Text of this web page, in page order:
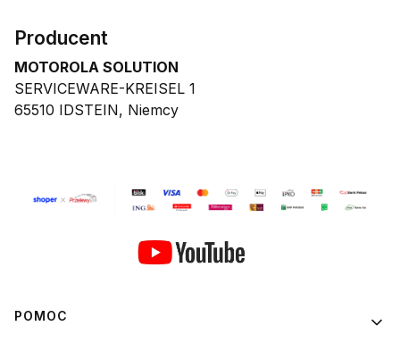
Producent
MOTOROLA SOLUTION
SERVICEWARE-KREISEL 1
65510 IDSTEIN, Niemcy
Linki w stopce
POMOC